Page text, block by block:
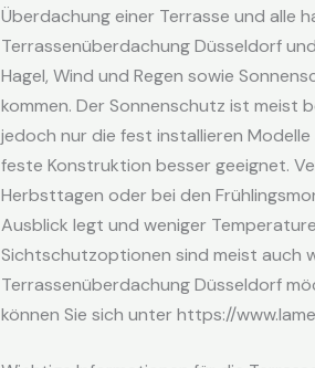
Überdachung einer Terrasse und alle
Terrassenüberdachung Düsseldorf
Hagel, Wind und Regen sowie
kommen. Der Sonnenschutz ist meist
jedoch nur die fest installieren
feste Konstruktion besser geeignet.
Herbsttagen oder bei den
Ausblick legt und weniger
Sichtschutzoptionen sind meist auch
Terrassenüberdachung Düsseldorf
können Sie sich unter https://